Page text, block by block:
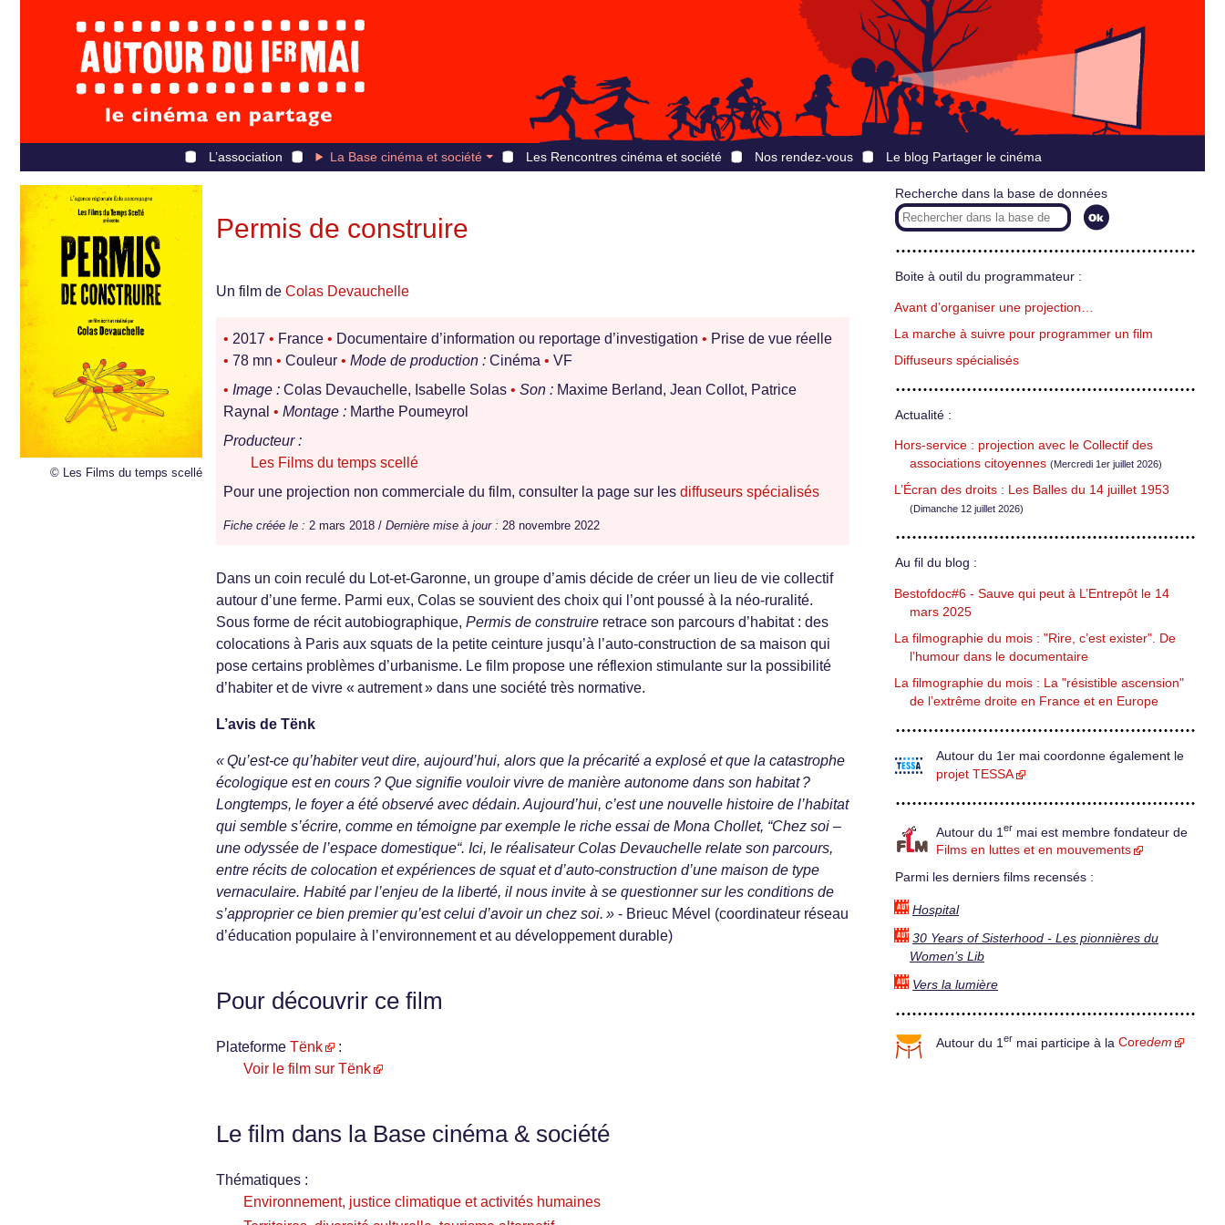
L’association La Base cinéma et société Les Rencontres cinéma et société Nos rendez-vous Le blog Partager le cinéma
© Les Films du temps scellé
Permis de construire
Un film de Colas Devauchelle
• 2017 • France • Documentaire d’information ou reportage d’investigation • Prise de vue réelle
• 78 mn • Couleur • Mode de production : Cinéma • VF
• Image : Colas Devauchelle, Isabelle Solas • Son : Maxime Berland, Jean Collot, Patrice
Raynal • Montage : Marthe Poumeyrol
Producteur :
Les Films du temps scellé
Pour une projection non commerciale du film, consulter la page sur les diffuseurs spécialisés
Fiche créée le : 2 mars 2018 / Dernière mise à jour : 28 novembre 2022
Dans un coin reculé du Lot-et-Garonne, un groupe d’amis décide de créer un lieu de vie collectif
autour d’une ferme. Parmi eux, Colas se souvient des choix qui l’ont poussé à la néo-ruralité.
Sous forme de récit autobiographique, Permis de construire retrace son parcours d’habitat : des
colocations à Paris aux squats de la petite ceinture jusqu’à l’auto-construction de sa maison qui
pose certains problèmes d’urbanisme. Le film propose une réflexion stimulante sur la possibilité
d’habiter et de vivre « autrement » dans une société très normative.
L’avis de Tënk
« Qu’est-ce qu’habiter veut dire, aujourd’hui, alors que la précarité a explosé et que la catastrophe
écologique est en cours ? Que signifie vouloir vivre de manière autonome dans son habitat ?
Longtemps, le foyer a été observé avec dédain. Aujourd’hui, c’est une nouvelle histoire de l’habitat
qui semble s’écrire, comme en témoigne par exemple le riche essai de Mona Chollet, “Chez soi –
une odyssée de l’espace domestique“. Ici, le réalisateur Colas Devauchelle relate son parcours,
entre récits de colocation et expériences de squat et d’auto-construction d’une maison de type
vernaculaire. Habité par l’enjeu de la liberté, il nous invite à se questionner sur les conditions de
s’approprier ce bien premier qu’est celui d’avoir un chez soi. » - Brieuc Mével (coordinateur réseau
d’éducation populaire à l’environnement et au développement durable)
Pour découvrir ce film
Plateforme Tënk
:
Voir le film sur Tënk
Le film dans la Base cinéma & société
Thématiques :
Environnement, justice climatique et activités humaines
Recherche dans la base de données
Boite à outil du programmateur :
Avant d’organiser une projection…
La marche à suivre pour programmer un film
Diffuseurs spécialisés
Actualité :
Hors-service : projection avec le Collectif des
associations citoyennes (Mercredi 1er juillet 2026)
L’Écran des droits : Les Balles du 14 juillet 1953
(Dimanche 12 juillet 2026)
Au fil du blog :
Bestofdoc#6 - Sauve qui peut à L’Entrepôt le 14
mars 2025
La filmographie du mois : "Rire, c’est exister". De
l’humour dans le documentaire
La filmographie du mois : La "résistible ascension"
de l’extrême droite en France et en Europe
Autour du 1er mai coordonne également le
projet TESSA
Autour du 1 er mai est membre fondateur de
Films en luttes et en mouvements
Parmi les derniers films recensés :
Hospital
30 Years of Sisterhood - Les pionnières du
Women’s Lib
Vers la lumière
Autour du 1 er mai participe à la Coredem